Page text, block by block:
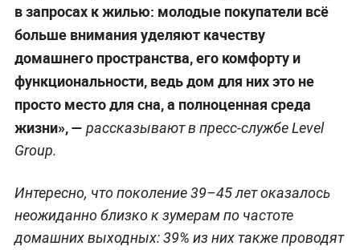
в запросах к жилью: молодые покупатели всё
больше внимания уделяют качеству
домашнего пространства, его комфорту и
функциональности, ведь дом для них это не
просто место для сна, а полноценная среда
жизни», — рассказывают в пресс-службе Level
Group.
Интересно, что поколение 39–45 лет оказалось
неожиданно близко к зумерам по частоте
домашних выходных: 39% из них также проводят